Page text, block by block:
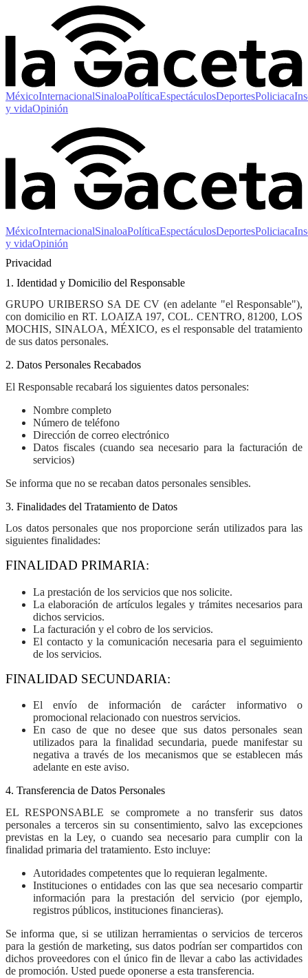
MéxicoInternacionalSinaloaPolíticaEspectáculosDeportesPoliciaca
y vidaOpinión
MéxicoInternacionalSinaloaPolíticaEspectáculosDeportesPoliciaca
y vidaOpinión
Privacidad
1. Identidad y Domicilio del Responsable
GRUPO URIBERSO SA DE CV (en adelante "el Responsable"),
con domicilio en RT. LOAIZA 197, COL. CENTRO, 81200, LOS
MOCHIS, SINALOA, MÉXICO, es el responsable del tratamiento
de sus datos personales.
2. Datos Personales Recabados
El Responsable recabará los siguientes datos personales:
Nombre completo
Número de teléfono
Dirección de correo electrónico
Datos fiscales (cuando sea necesario para la facturación de
servicios)
Se informa que no se recaban datos personales sensibles.
3. Finalidades del Tratamiento de Datos
Los datos personales que nos proporcione serán utilizados para las
siguientes finalidades:
FINALIDAD PRIMARIA:
La prestación de los servicios que nos solicite.
La elaboración de artículos legales y trámites necesarios para
dichos servicios.
La facturación y el cobro de los servicios.
El contacto y la comunicación necesaria para el seguimiento
de los servicios.
FINALIDAD SECUNDARIA:
El envío de información de carácter informativo o
promocional relacionado con nuestros servicios.
En caso de que no desee que sus datos personales sean
utilizados para la finalidad secundaria, puede manifestar su
negativa a través de los mecanismos que se establecen más
adelante en este aviso.
4. Transferencia de Datos Personales
EL RESPONSABLE se compromete a no transferir sus datos
personales a terceros sin su consentimiento, salvo las excepciones
previstas en la Ley, o cuando sea necesario para cumplir con la
finalidad primaria del tratamiento. Esto incluye:
Autoridades competentes que lo requieran legalmente.
Instituciones o entidades con las que sea necesario compartir
información para la prestación del servicio (por ejemplo,
registros públicos, instituciones financieras).
Se informa que, si se utilizan herramientas o servicios de terceros
para la gestión de marketing, sus datos podrían ser compartidos con
dichos proveedores con el único fin de llevar a cabo las actividades
de promoción. Usted puede oponerse a esta transferencia.